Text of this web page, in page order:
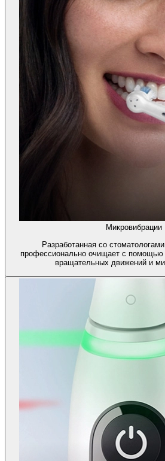
Микровибрации
Разработанная со
профессионально очищает с помощью
вращательных движений и